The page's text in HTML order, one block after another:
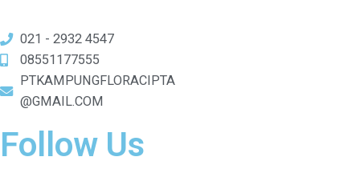
021 - 2932 4547
08551177555
PTKAMPUNGFLORACIPTA
@GMAIL.COM
Follow Us